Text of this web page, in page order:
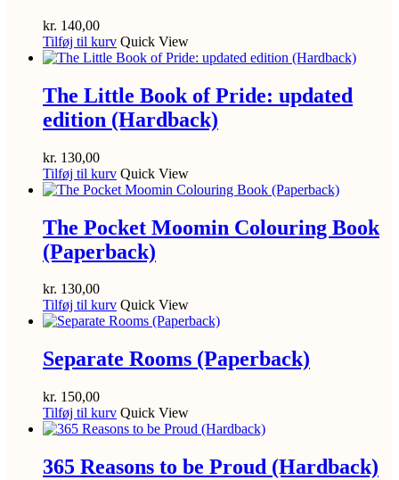
kr. 140,00
Tilføj til kurv Quick View
The Little Book of Pride: updated
edition (Hardback)
kr. 130,00
Tilføj til kurv Quick View
The Pocket Moomin Colouring Book
(Paperback)
kr. 130,00
Tilføj til kurv Quick View
Separate Rooms (Paperback)
kr. 150,00
Tilføj til kurv Quick View
365 Reasons to be Proud (Hardback)